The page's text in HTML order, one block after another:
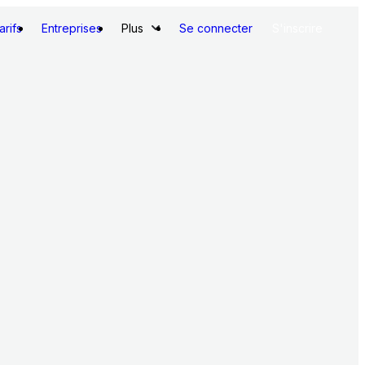
Entreprises Plus Se connecter